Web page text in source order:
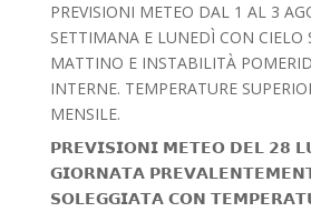
PREVISIONI METEO DAL 1 AL 3
SETTIMANA E LUNEDÌ CON CIELO
MATTINO E INSTABILITÀ
INTERNE. TEMPERATURE
MENSILE.
𝗣𝗥𝗘𝗩𝗜𝗦𝗜𝗢𝗡𝗜 𝗠𝗘𝗧𝗘𝗢 𝗗𝗘𝗟 𝟮𝟴
𝗚𝗜𝗢𝗥𝗡𝗔𝗧𝗔
𝗦𝗢𝗟𝗘𝗚𝗚𝗜𝗔𝗧𝗔 𝗖𝗢𝗡